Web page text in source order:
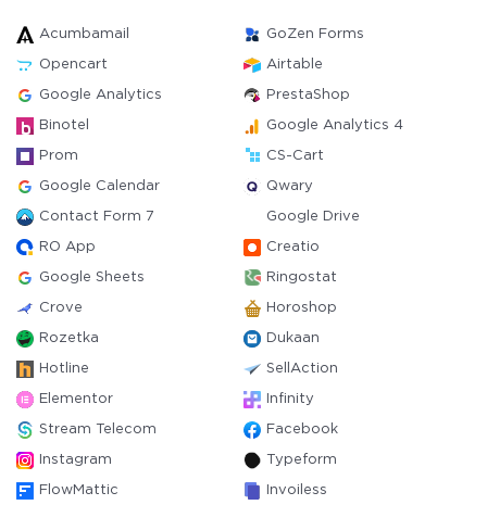
Acumbamail GoZen Forms
Opencart Airtable
Google Analytics PrestaShop
Binotel Google Analytics 4
Prom CS-Cart
Google Calendar Qwary
Contact Form 7 Google Drive
RO App Creatio
Google Sheets Ringostat
Crove Horoshop
Rozetka Dukaan
Hotline SellAction
Elementor Infinity
Stream Telecom Facebook
Instagram Typeform
FlowMattic Invoiless